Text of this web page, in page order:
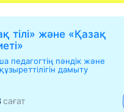
тілі» жəне «Қазақ
педагогтің пәндік және
дамыту
сағат